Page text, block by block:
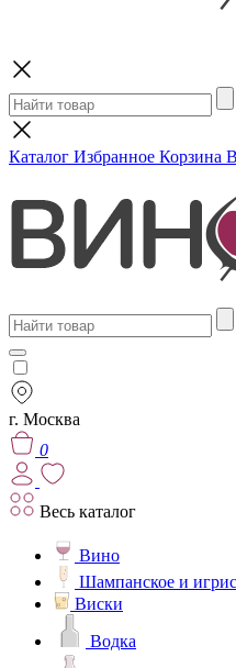
Каталог Избранное Корзина
г. Москва
0
Весь каталог
Вино
Шампанское и
Виски
Водка